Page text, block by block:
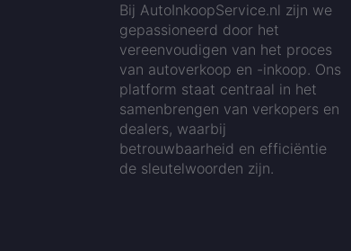
Bij AutoInkoopService.nl zijn we
gepassioneerd door het
vereenvoudigen van het proces
van autoverkoop en -inkoop. Ons
platform staat centraal in het
samenbrengen van verkopers en
dealers, waarbij
betrouwbaarheid en efficiëntie
de sleutelwoorden zijn.